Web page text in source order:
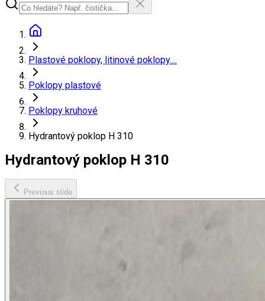
Plastové poklopy, litinové poklopy....
Poklopy plastové
Poklopy kruhové
Hydrantový poklop H 310
Hydrantový poklop H 310
Previous slide